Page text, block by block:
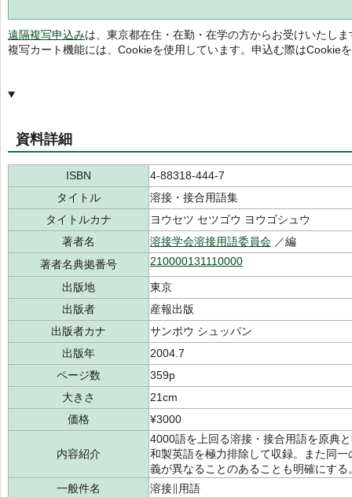
遠隔複写申込みは、東京都在住・在勤・在学の方からお受けいたしま
複写カート機能には、Cookieを使用しています。申込む際はCookie
資料詳細
ISBN
4-88318-444-7
タイトル
溶接・接合用語集
タイトルカナ
ヨウセツ セツゴウ ヨウゴシュウ
著者名
溶接学会溶接用語委員会 ／編
著者名典拠番号
210000131110000
出版地
東京
出版者
産報出版
出版者カナ
サンポウ シュッパン
出版年
2004.7
ページ数
359p
大きさ
21cm
価格
¥3000
内容紹介
4000語を上回る溶接・接合用語を原典
和製英語を極力排除して収録。また同
義が異なることのあることも明確にする
一般件名
溶接∥用語